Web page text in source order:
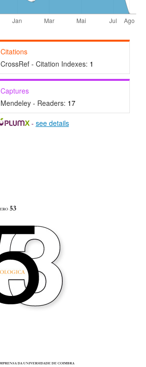
Citations
CrossRef - Citation Indexes: 1
Captures
Mendeley - Readers: 17
- see details